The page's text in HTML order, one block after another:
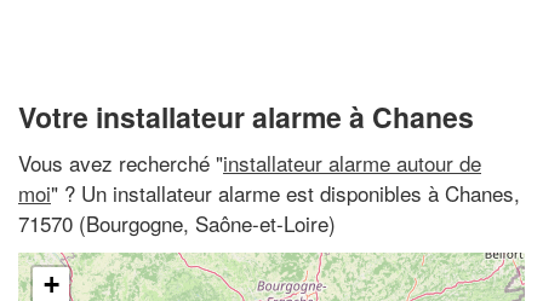
Votre installateur alarme à Chanes
Vous avez recherché "installateur alarme autour de
moi" ? Un installateur alarme est disponibles à Chanes,
71570 (Bourgogne, Saône-et-Loire)
+